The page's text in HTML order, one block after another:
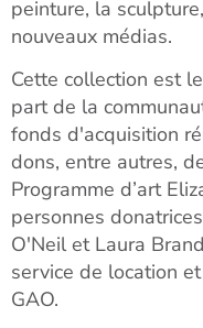
peinture, la
nouveaux médias.
Cette collection est
part de la
fonds d'acquisition
dons, entre autres,
Programme d’art
personnes
O'Neil et Laura
service de location
GAO.